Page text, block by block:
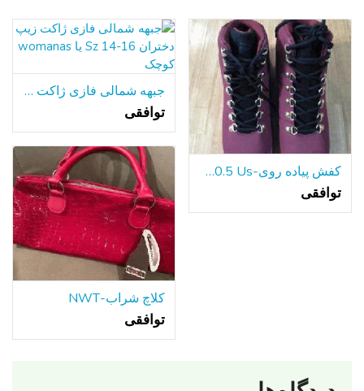
کفش پیاده روی-Fila 10.5 Us
توافقی
جبهه شمالی فازی ژاکت زیپ دختران Sz 14-16 یا womanas کوچک
توافقی
کلاچ شراب-NWT
توافقی